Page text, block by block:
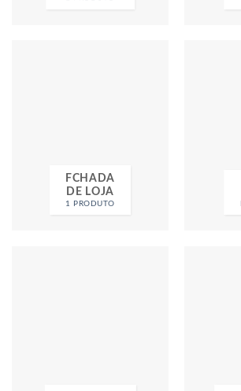
FCHADA
DE LOJA
1 PRODUTO